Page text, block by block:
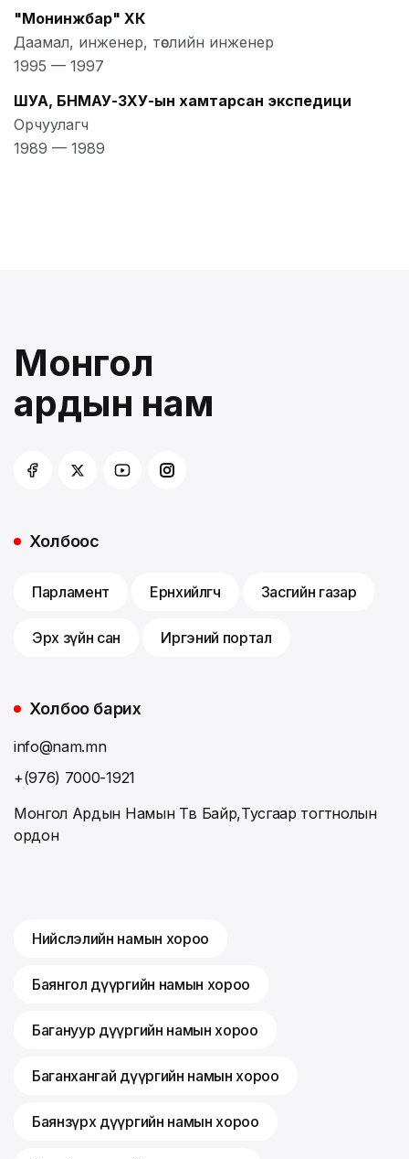
"Монинжбар" ХК
Даамал, инженер, төслийн инженер
1995 — 1997
ШУА, БНМАУ-ЗХУ-ын хамтарсан экспедици
Орчуулагч
1989 — 1989
Монгол
ардын нам
Холбоос
Парламент Ерөнхийлөгч Засгийн газар
Эрх зүйн сан Иргэний портал
Холбоо барих
info@nam.mn
+(976) 7000-1921
Монгол Ардын Намын Төв Байр,Тусгаар тогтнолын
ордон
Нийслэлийн намын хороо
Баянгол дүүргийн намын хороо
Багануур дүүргийн намын хороо
Баганхангай дүүргийн намын хороо
Баянзүрх дүүргийн намын хороо